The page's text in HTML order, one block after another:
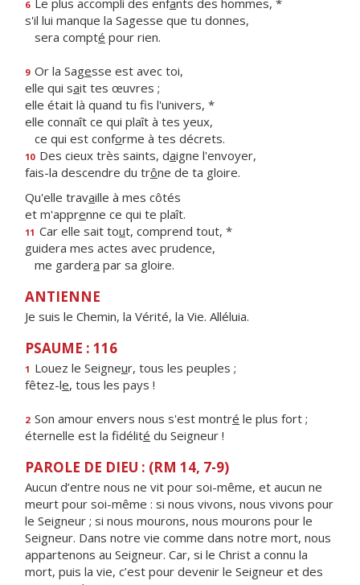
6 Le plus accompli des enfants des hommes, *
s'il lui manque la Sagesse que tu donnes,
sera compté pour rien.
9 Or la Sagesse est avec toi,
elle qui sait tes œuvres ;
elle était là quand tu fs l'univers, *
elle connaît ce qui plaît à tes yeux,
ce qui est conforme à tes décrets.
10 Des cieux très saints, daigne l'envoyer,
fais-la descendre du trône de ta gloire.
Qu'elle travaille à mes côtés
et m'apprenne ce qui te plaît.
11 Car elle sait tout, comprend tout, *
guidera mes actes avec prudence,
me gardera par sa gloire.
ANTIENNE
Je suis le Chemin, la Vérité, la Vie. Alléluia.
PSAUME : 116
1 Louez le Seigneur, tous les peuples ;
fêtez-le, tous les pays !
2 Son amour envers nous s'est montré le plus fort ;
éternelle est la fidélité du Seigneur !
PAROLE DE DIEU : (RM 14, 7-9)
Aucun d’entre nous ne vit pour soi-même, et aucun ne
meurt pour soi-même : si nous vivons, nous vivons pour
le Seigneur ; si nous mourons, nous mourons pour le
Seigneur. Dans notre vie comme dans notre mort, nous
appartenons au Seigneur. Car, si le Christ a connu la
mort, puis la vie, c’est pour devenir le Seigneur et des